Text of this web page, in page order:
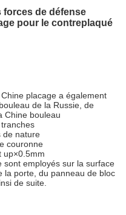
forces de défense
pour le contreplaqué
placage a également
de la Russie, de
Chine bouleau
de nature
couronne
up×0.5mm
sont employés sur la surface
la porte, du panneau de bloc
de suite.